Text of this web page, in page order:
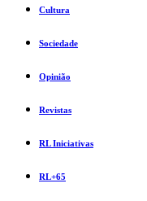
Cultura
Sociedade
Opinião
Revistas
RL Iniciativas
RL+65